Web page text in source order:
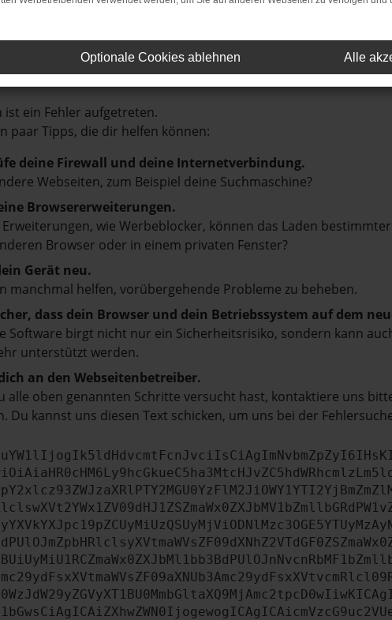
NETWORK ERROR
ist ein Fehler aufgetreten.
paar Tipps, die dir helfen können:
deine Firewall und deine Internetverbindung.
Webseiten, zum Beispiel deine Suchmaschine?
Browsererweiterungen.
Erweiterungen, wie Werbeblocker, können das Laden
Browser oder in einem privaten Fenster?
Gerät neu.
manchmal helfen, vorübergehende Probleme zu beheben.
dass dein Browser und dein Betriebssystem auf dem
Software birgt nicht nur ein Sicherheitsrisiko, sondern kann
unterstützt werden.
an den Webseitenbetreiber.
alle oben genannten Schritte versucht hast, kontaktiere uns
Du kannst uns diesen Text schicken, um uns bei der
Optionale Cookies ablehnen Alle